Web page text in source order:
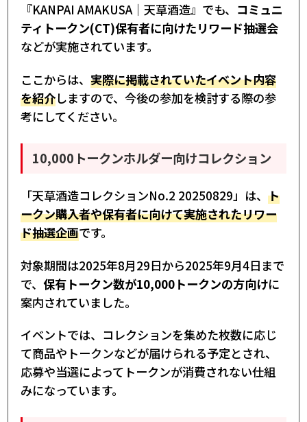
『KANPAI AMAKUSA｜天草酒造』でも、 コミュニ
ティトークン(CT)保有者に向けたリワード抽選会
などが実施されています。
ここからは、 実際に掲載されていたイベント内容
を紹介しますので、今後の参加を検討する際の参
考にしてください。
10,000トークンホルダー向けコレクション
「天草酒造コレクションNo.2 20250829」は、 ト
ークン購入者や保有者に向けて実施されたリワー
ド抽選企画です。
対象期間は2025年8月29日から2025年9月4日まで
で、 保有トークン数が10,000トークンの方向けに
案内されていました。
イベントでは、コレクションを集めた枚数に応じ
て商品やトークンなどが届けられる予定とされ、
応募や当選によってトークンが消費されない仕組
みになっています。